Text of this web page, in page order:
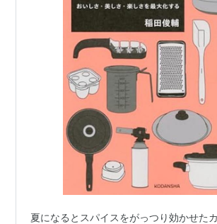
夏になるとスパイスをがっつり効かせた